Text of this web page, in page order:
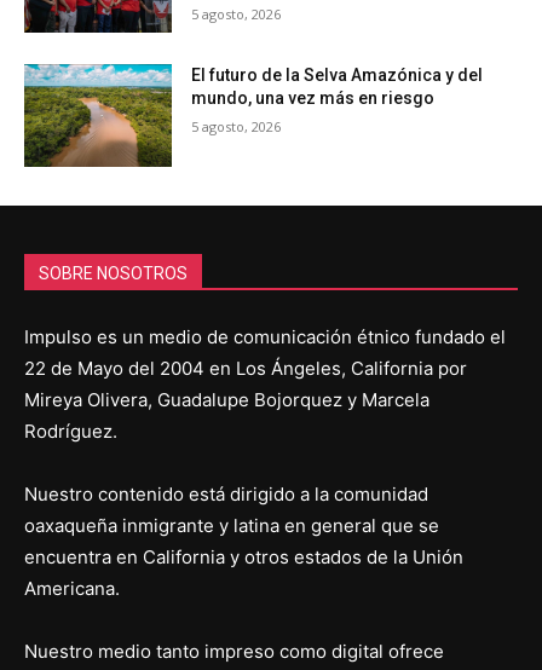
5 agosto, 2026
El futuro de la Selva Amazónica y del
mundo, una vez más en riesgo
5 agosto, 2026
SOBRE NOSOTROS
Impulso es un medio de comunicación étnico fundado el
22 de Mayo del 2004 en Los Ángeles, California por
Mireya Olivera, Guadalupe Bojorquez y Marcela
Rodríguez.
Nuestro contenido está dirigido a la comunidad
oaxaqueña inmigrante y latina en general que se
encuentra en California y otros estados de la Unión
Americana.
Nuestro medio tanto impreso como digital ofrece